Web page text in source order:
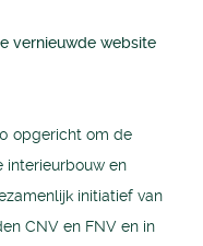
vernieuwde website
opgericht om de
interieurbouw en
initiatief van
CNV en FNV en in